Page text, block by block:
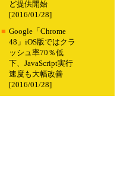
ど提供開始
[2016/01/28]
■ Google「Chrome
48」iOS版ではクラ
ッシュ率70％低
下、JavaScript実行
速度も大幅改善
[2016/01/28]